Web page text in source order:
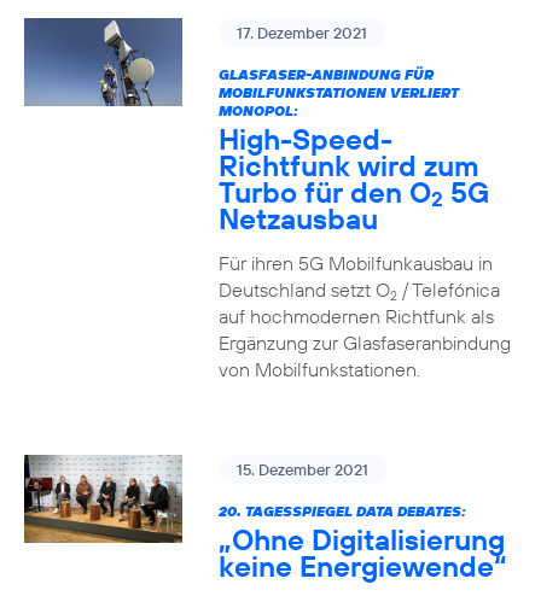
17. Dezember 2021
GLASFASER-ANBINDUNG FÜR
MOBILFUNKSTATIONEN VERLIERT
MONOPOL:
High-Speed-
Richtfunk wird zum
Turbo für den O2 5G
Netzausbau
Für ihren 5G Mobilfunkausbau in
Deutschland setzt O2/ Telefónica
auf hochmodernen Richtfunk als
Ergänzung zur Glasfaseranbindung
von Mobilfunkstationen.
15. Dezember 2021
20. TAGESSPIEGEL DATA DEBATES:
„Ohne Digitalisierung
keine Energiewende“